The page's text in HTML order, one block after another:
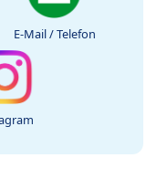
E-Mail / Telefon